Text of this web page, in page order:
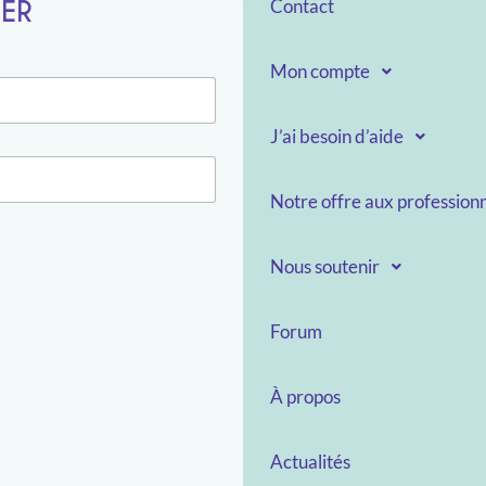
Contact
Mon compte
J’ai besoin d’aide
Notre offre aux
Nous soutenir
Forum
À propos
Actualités